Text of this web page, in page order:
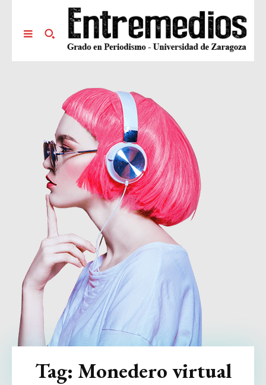
Tag: Monedero virtual